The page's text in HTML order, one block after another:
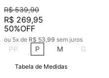
R$ 539,90
R$ 269,95
50%OFF
ou 5x de R$ 53,99 sem juros
PP P M G
Tabela de Medidas